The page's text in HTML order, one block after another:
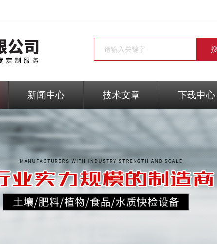
新闻中心 技术文章 下载中心